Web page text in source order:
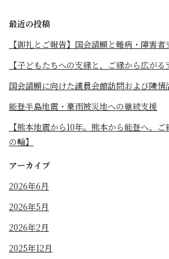
最近の投稿
【御礼とご報告】国会請願と難病・障害
【子どもたちへの支縁と、ご縁から広がる
国会請願に向けた議員会館訪問および陳情
能登半島地震・豪雨被災地への継続支援
【熊本地震から10年。熊本から能登へ、ご
の輪】
アーカイブ
2026年6月
2026年5月
2026年2月
2025年12月